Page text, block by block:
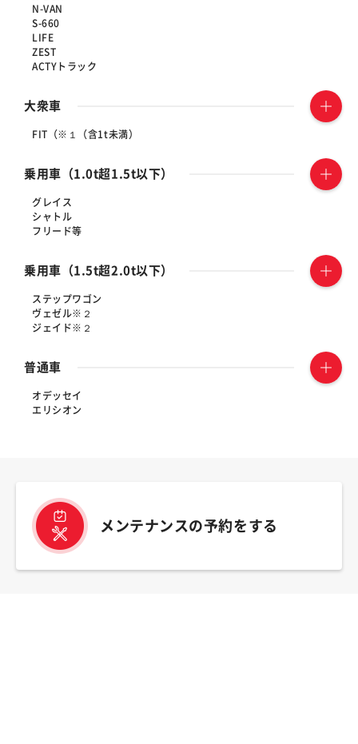
N-VAN
S-660
LIFE
ZEST
ACTYトラック
大衆車
FIT（※１（含1t未満）
乗用車（1.0t超1.5t以下）
グレイス
シャトル
フリード等
乗用車（1.5t超2.0t以下）
ステップワゴン
ヴェゼル※２
ジェイド※２
普通車
オデッセイ
エリシオン
メンテナンスの予約をする